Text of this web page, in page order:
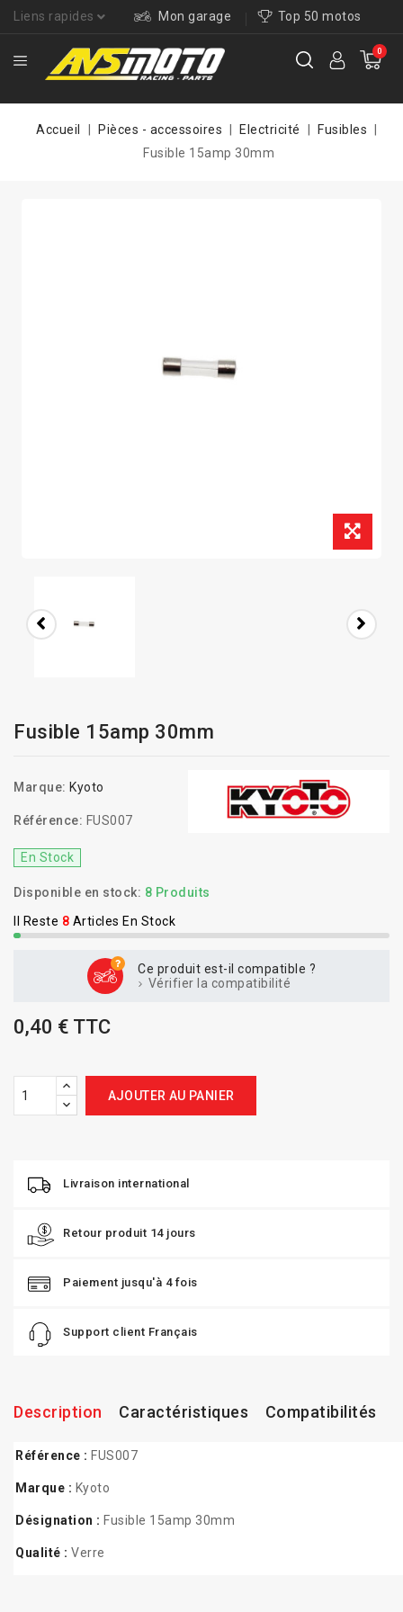
Liens rapides Mon garage Top 50 motos
0
Accueil Pièces - accessoires Electricité
Fusibles
Fusible 15amp 30mm
Fusible 15amp 30mm
Marque: Kyoto
Référence: FUS007
En Stock
Disponible en stock: 8 Produits
Il Reste 8 Articles En Stock
Ce produit est-il compatible ?
Vérifier la compatibilité
0,40 € TTC
AJOUTER AU PANIER
Livraison international
Retour produit 14 jours
Paiement jusqu'à 4 fois
Support client Français
Description Caractéristiques Compatibilités
Référence : FUS007
Marque : Kyoto
Désignation : Fusible 15amp 30mm
Qualité : Verre